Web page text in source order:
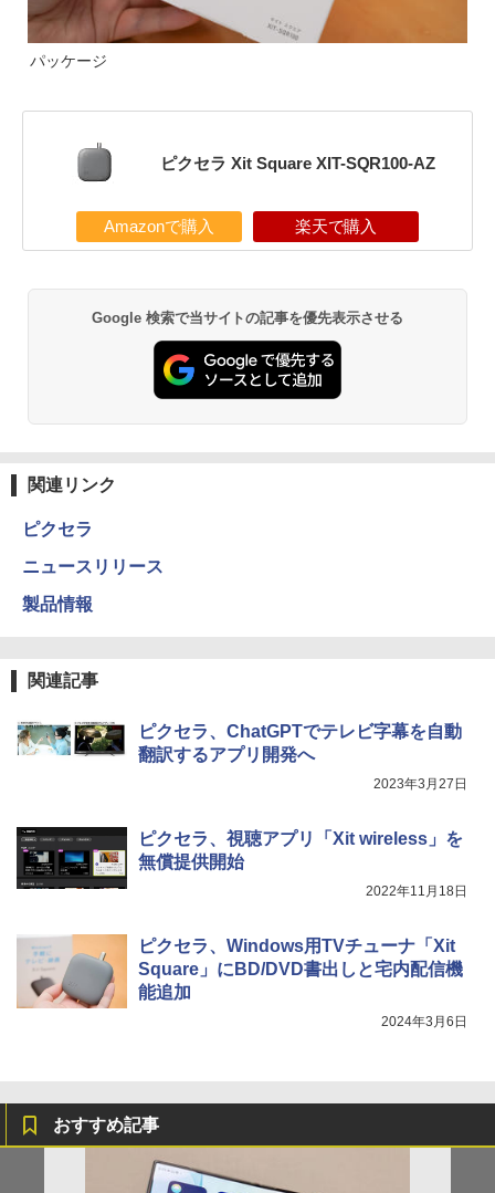
パッケージ
ピクセラ Xit Square XIT-SQR100-AZ
Amazonで購入 楽天で購入
Google 検索で当サイトの記事を優先表示させる
関連リンク
ピクセラ
ニュースリリース
製品情報
関連記事
ピクセラ、ChatGPTでテレビ字幕を自動
翻訳するアプリ開発へ
2023年3月27日
ピクセラ、視聴アプリ「Xit wireless」を
無償提供開始
2022年11月18日
ピクセラ、Windows用TVチューナ「Xit
Square」にBD/DVD書出しと宅内配信機
能追加
2024年3月6日
おすすめ記事